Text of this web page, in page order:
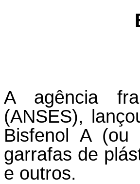
A agência
(ANSES),
Bisfenol A (ou
garrafas de
e outros.